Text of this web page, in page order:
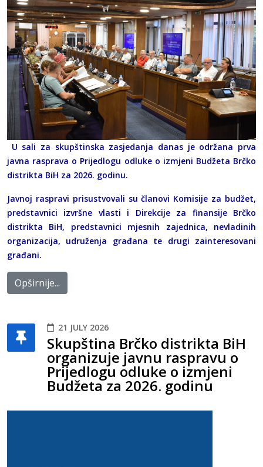
U sali za skupštinska zasjedanja danas je održana prva
javna rasprava o Prijedlogu odluke o izmjeni Budžeta Brčko
distrikta BiH za 2026. godinu.
Javnoj raspravi prisustvovali su članovi Komisije za budžet,
predstavnici izvršne vlasti i Direkcije za finansije Brčko
distrikta BiH, predstavnici mjesnih zajednica, nevladinih
organizacija, udruženja građana te drugi zainteresovani
građani.
Opširnije...
21 JULY 2026
Skupština Brčko distrikta BiH
organizuje javnu raspravu o
Prijedlogu odluke o izmjeni
Budžeta za 2026. godinu